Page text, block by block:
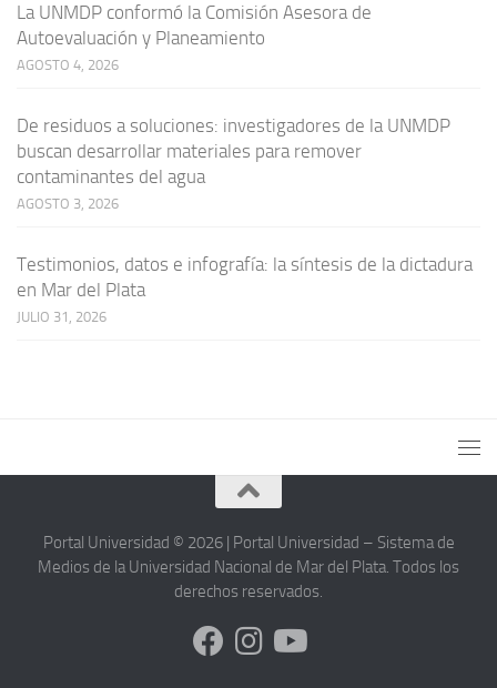
La UNMDP conformó la Comisión Asesora de
Autoevaluación y Planeamiento
AGOSTO 4, 2026
De residuos a soluciones: investigadores de la UNMDP
buscan desarrollar materiales para remover
contaminantes del agua
AGOSTO 3, 2026
Testimonios, datos e infografía: la síntesis de la dictadura
en Mar del Plata
JULIO 31, 2026
Portal Universidad © 2026 | Portal Universidad – Sistema de
Medios de la Universidad Nacional de Mar del Plata. Todos los
derechos reservados.